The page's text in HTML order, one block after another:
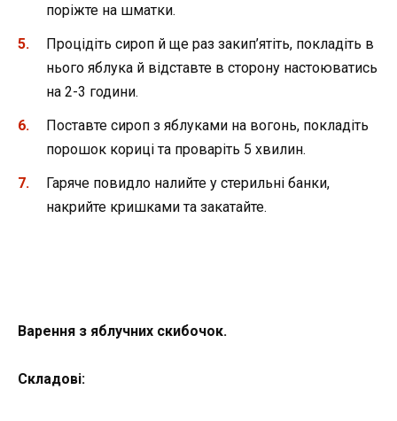
поріжте на шматки.
Процідіть сироп й ще раз закип’ятіть, покладіть в
нього яблука й відставте в сторону настоюватись
на 2-3 години.
Поставте сироп з яблуками на вогонь, покладіть
порошок кориці та проваріть 5 хвилин.
Гаряче повидло налийте у стерильні банки,
накрийте кришками та закатайте.
Варення з яблучних скибочок.
Складові: